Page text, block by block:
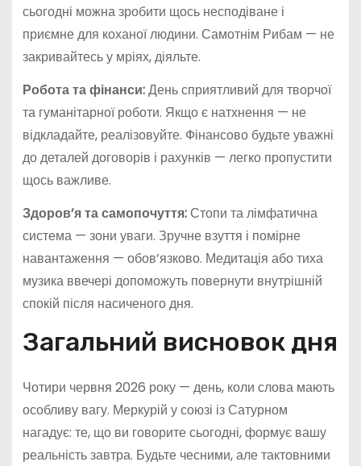
сьогодні можна зробити щось несподіване і
приємне для коханої людини. Самотнім Рибам — не
закривайтесь у мріях, діяльте.
Робота та фінанси:День сприятливий для творчої
та гуманітарної роботи. Якщо є натхнення — не
відкладайте, реалізовуйте. Фінансово будьте уважні
до деталей договорів і рахунків — легко пропустити
щось важливе.
Здоров’я та самопочуття:Стопи та лімфатична
система — зони уваги. Зручне взуття і помірне
навантаження — обов’язково. Медитація або тиха
музика ввечері допоможуть повернути внутрішній
спокій після насиченого дня.
Загальний висновок дня
Чотири червня 2026 року — день, коли слова мають
особливу вагу. Меркурій у союзі із Сатурном
нагадує: те, що ви говорите сьогодні, формує вашу
реальність завтра. Будьте чесними, але тактовними